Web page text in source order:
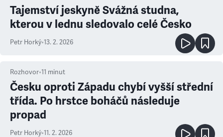
Tajemství jeskyně Svážná studna,
kterou v lednu sledovalo celé Česko
Petr Horký•13. 2. 2026
Rozhovor•11 minut
Česku oproti Západu chybí vyšší střední
třída. Po hrstce boháčů následuje
propad
Petr Horký•11. 2. 2026